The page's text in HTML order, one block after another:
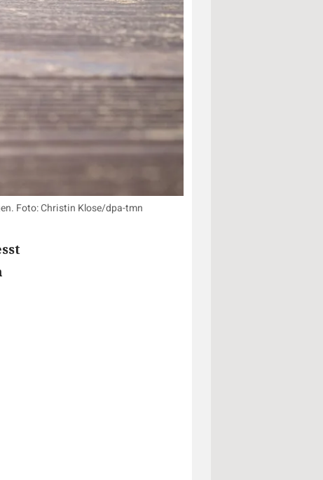
Foto: Christin Klose/dpa-tmn